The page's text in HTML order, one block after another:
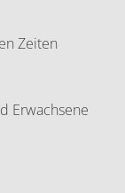
Zeiten
Erwachsene